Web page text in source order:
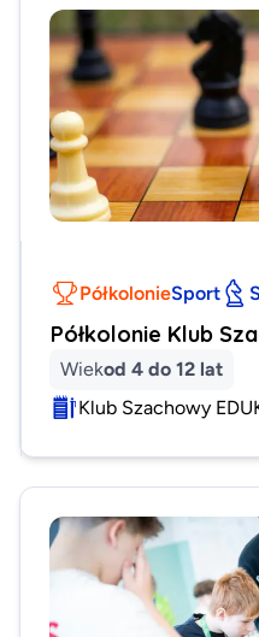
PółkolonieSport
Półkolonie Klub
Wiekod 4 do 12 lat
Klub Szachowy